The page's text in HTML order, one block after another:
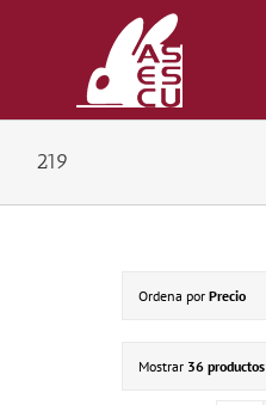
Inicio
219
Ordena por Precio
Mostrar 36 productos